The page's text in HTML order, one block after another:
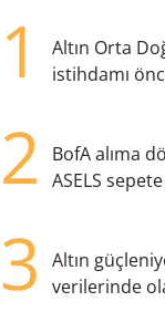
1
Altın Orta
istihdamı
2
BofA alıma
ASELS
3
Altın
verilerinde